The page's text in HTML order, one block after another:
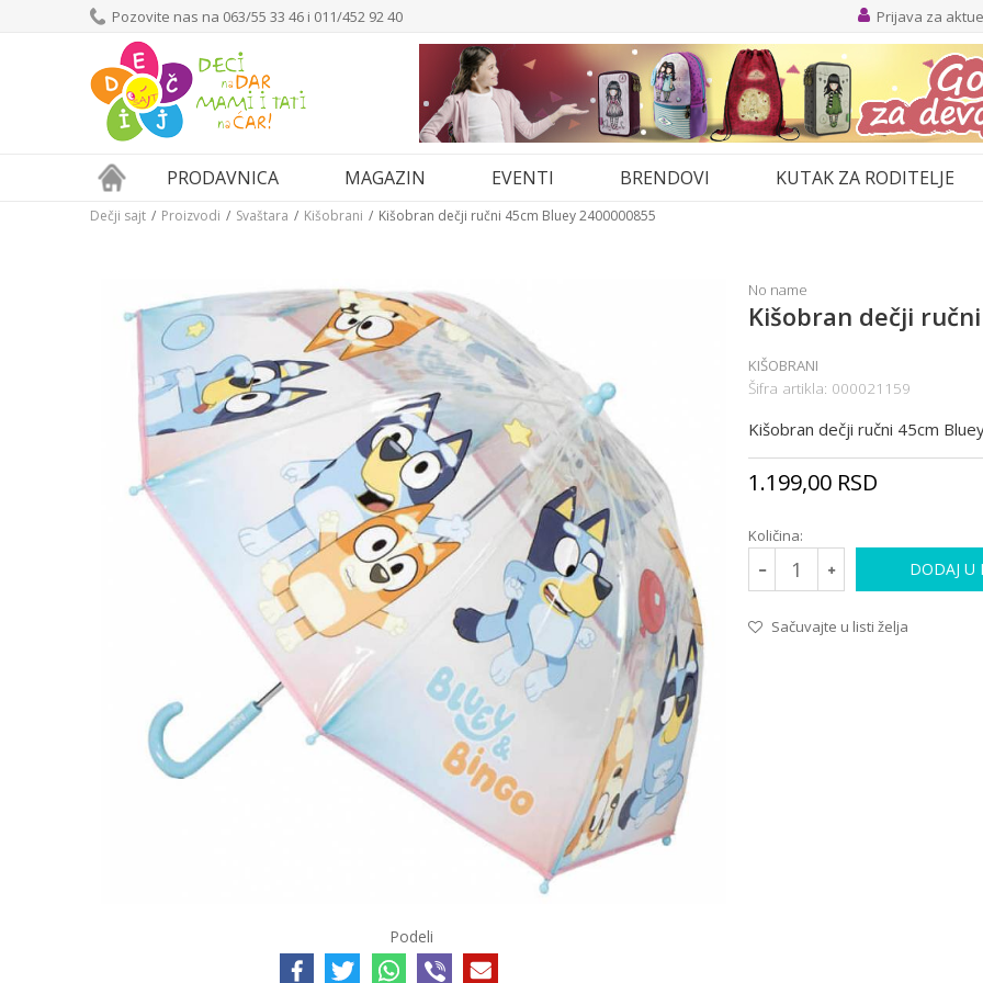
Pozovite nas na 063/55 33 46 i 011/452 92 40 Prijava za
PRODAVNICA MAGAZIN EVENTI BRENDOVI KUTAK ZA RODITELJE
Dečji sajt Proizvodi Svaštara Kišobrani Kišobran dečji ručni 45cm Bluey 2400000855
Podeli
No name
Kišobran dečji
KIŠOBRANI
Šifra artikla: 000021159
Kišobran dečji ručni 45cm
1.199,00 RSD
Količina:
DODAJ U
Sačuvajte u listi želja